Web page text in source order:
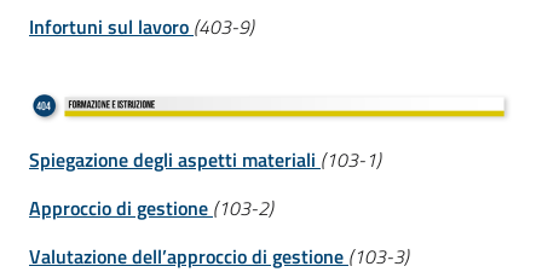
Infortuni sul lavoro (403-9)
Spiegazione degli aspetti materiali (103-1)
Approccio di gestione (103-2)
Valutazione dell’approccio di gestione (103-3)